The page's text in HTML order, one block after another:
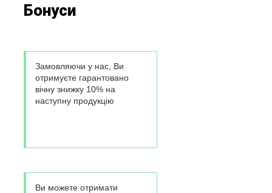
Бонуси
Замовляючи у нас, Ви
отримуєте гарантовано
вічну знижку 10% на
наступну продукцію
Ви можете отримати